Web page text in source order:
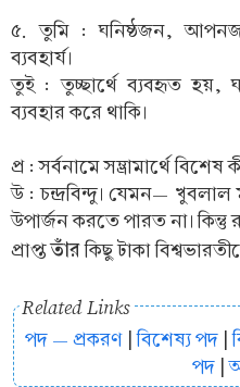
৫. তুমি : ঘনিষ্ঠজন,
ব্যবহার্য।
তুই : তুচ্ছার্থে ব্যবহৃত হয়,
ব্যবহার করে থাকি।
প্র : সর্বনামে সম্ভ্রামার্থে
উ : চন্দ্রবিন্দু। যেমন—
উপার্জন করতে পারত না। কিন্তু
প্রাপ্ততাঁরকিছু টাকা
Related Links
পদ — প্রকরণ |বিশেষ্য পদ |
পদ|